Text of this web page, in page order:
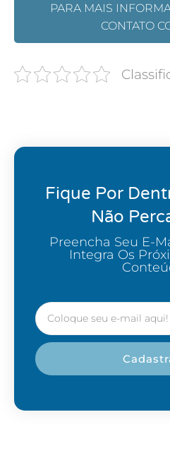
PARA MAIS
CONTATO
Fique Por
Não
Preencha Seu E-
Integra Os